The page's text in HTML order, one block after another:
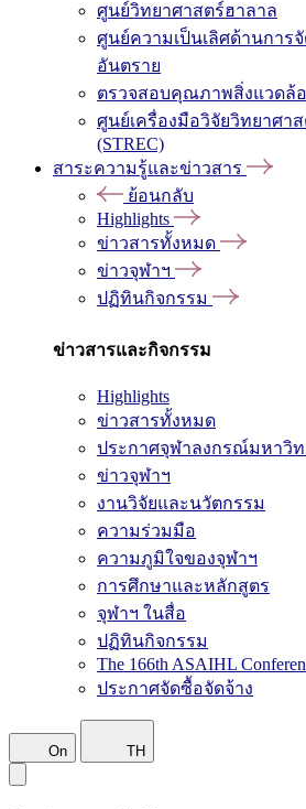
ศูนย์วิทยาศาสตร์ฮาลาล
ศูนย์ความเป็นเลิศด้านการ
อันตราย
ตรวจสอบคุณภาพสิ่งแวดล้
ศูนย์เครื่องมือวิจัยวิทยาศา
(STREC)
สาระความรู้และข่าวสาร
ย้อนกลับ
Highlights
ข่าวสารทั้งหมด
ข่าวจุฬาฯ
ปฏิทินกิจกรรม
ข่าวสารและกิจกรรม
Highlights
ข่าวสารทั้งหมด
ประกาศจุฬาลงกรณ์มหาวิท
ข่าวจุฬาฯ
งานวิจัยและนวัตกรรม
ความร่วมมือ
ความภูมิใจของจุฬาฯ
การศึกษาและหลักสูตร
จุฬาฯ ในสื่อ
ปฏิทินกิจกรรม
The 166th ASAIHL
ประกาศจัดซื้อจัดจ้าง
On TH